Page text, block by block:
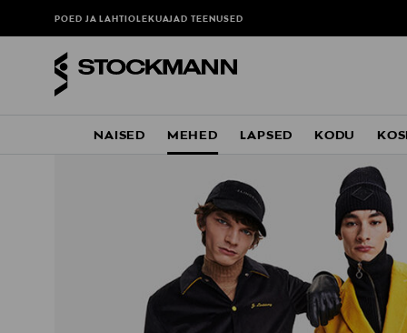
POED JA LAHTIOLEKUAJADTEENUSED
NAISED MEHED LAPSED KODU